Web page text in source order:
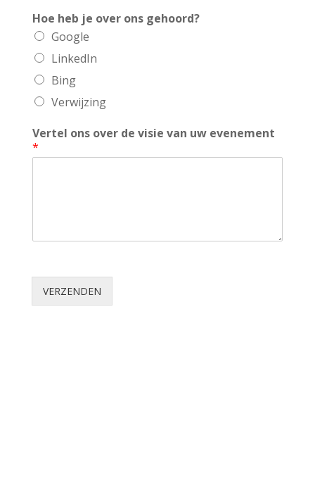
Hoe heb je over ons gehoord?
Google
LinkedIn
Bing
Verwijzing
Vertel ons over de visie van uw evenement
*
VERZENDEN